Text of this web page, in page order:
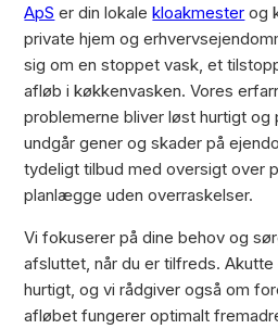
ApS er din lokalekloakmester og
private hjem og
sig om en stoppet vask, et
afløb i køkkenvasken. Vores
problemerne bliver løst hurtigt og
undgår gener og skader på
tydeligt tilbud med oversigt over
planlægge uden overraskelser.
Vi fokuserer på dine behov og
afsluttet, når du er tilfreds.
hurtigt, og vi rådgiver også om
afløbet fungerer optimalt